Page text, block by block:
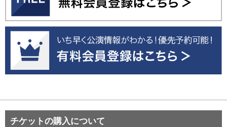
チケットの購入について